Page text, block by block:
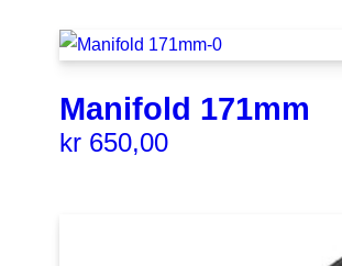
Manifold 171mm
kr 650,00